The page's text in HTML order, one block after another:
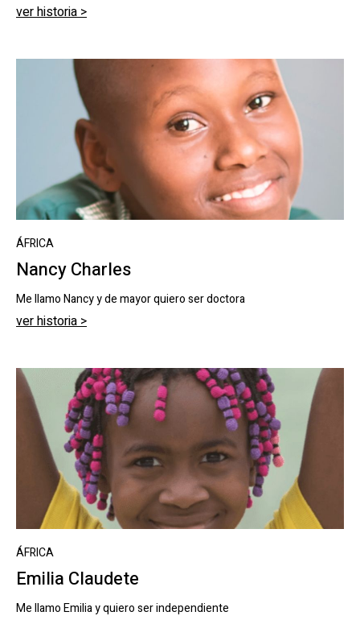
ver historia >
ÁFRICA
Nancy Charles
Me llamo Nancy y de mayor quiero ser doctora
ver historia >
ÁFRICA
Emilia Claudete
Me llamo Emilia y quiero ser independiente